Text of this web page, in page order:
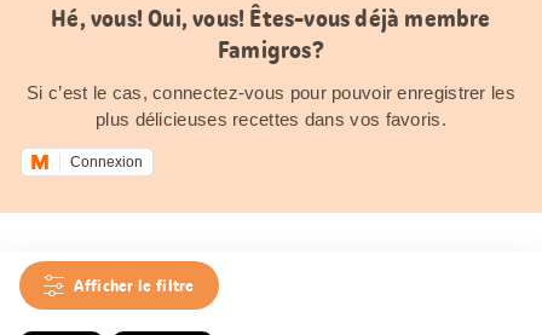
Hé, vous! Oui, vous! Êtes-vous déjà membre
Famigros?
Si c’est le cas, connectez-vous pour pouvoir enregistrer les
plus délicieuses recettes dans vos favoris.
Connexion
Afficher le filtre